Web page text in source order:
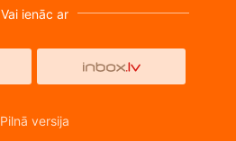
Vai ienāc ar
Pilnā versija